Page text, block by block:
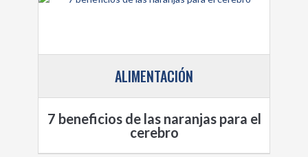
ALIMENTACIÓN
7 beneficios de las naranjas para el
cerebro